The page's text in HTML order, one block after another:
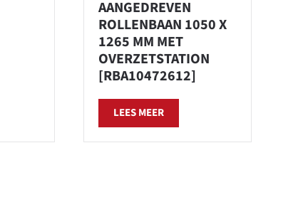
AANGEDREVEN
ROLLENBAAN 1050 X
1265 MM MET
OVERZETSTATION
[RBA10472612]
LEES MEER